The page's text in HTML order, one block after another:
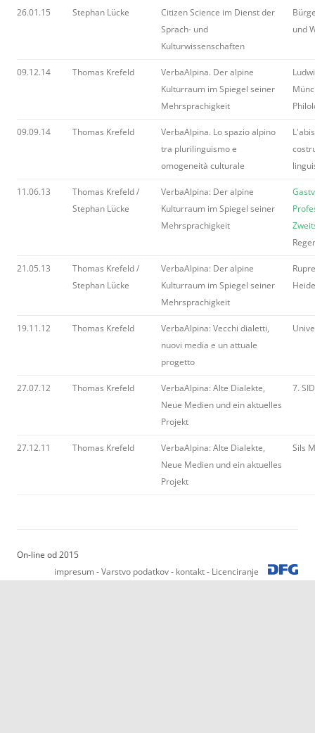
26.01.15 Stephan Lücke
Citizen Science im Dienst der
Sprach- und
Kulturwissenschaften
und
09.12.14 Thomas Krefeld
VerbaAlpina. Der alpine
Kulturraum im Spiegel seiner
Mehrsprachigkeit
09.09.14 Thomas Krefeld
VerbaAlpina. Lo spazio alpino
tra plurilinguismo e
omogeneità culturale
11.06.13
Thomas Krefeld /
Stephan Lücke
VerbaAlpina: Der alpine
Kulturraum im Spiegel seiner
Mehrsprachigkeit
21.05.13
Thomas Krefeld /
Stephan Lücke
VerbaAlpina: Der alpine
Kulturraum im Spiegel seiner
Mehrsprachigkeit
19.11.12 Thomas Krefeld
VerbaAlpina: Vecchi dialetti,
nuovi media e un attuale
progetto
27.07.12 Thomas Krefeld
VerbaAlpina: Alte Dialekte,
Neue Medien und ein aktuelles
Projekt
7.
27.12.11 Thomas Krefeld
VerbaAlpina: Alte Dialekte,
Neue Medien und ein aktuelles
Projekt
Sils
On-line od 2015
impresum -Varstvo podatkov- kontakt- Licenciranje